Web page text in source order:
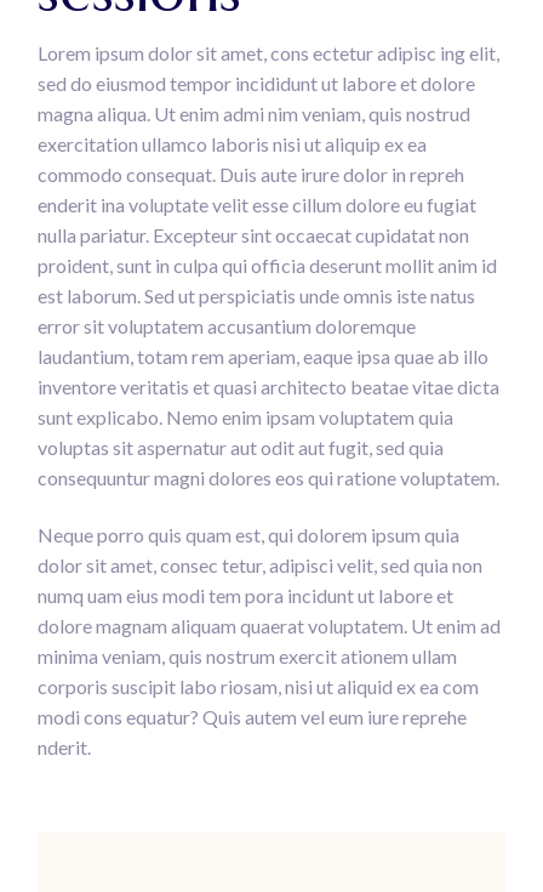
Lorem ipsum dolor sit amet, cons ectetur adipisc ing elit,
sed do eiusmod tempor incididunt ut labore et dolore
magna aliqua. Ut enim admi nim veniam, quis nostrud
exercitation ullamco laboris nisi ut aliquip ex ea
commodo consequat. Duis aute irure dolor in repreh
enderit ina voluptate velit esse cillum dolore eu fugiat
nulla pariatur. Excepteur sint occaecat cupidatat non
proident, sunt in culpa qui officia deserunt mollit anim id
est laborum. Sed ut perspiciatis unde omnis iste natus
error sit voluptatem accusantium doloremque
laudantium, totam rem aperiam, eaque ipsa quae ab illo
inventore veritatis et quasi architecto beatae vitae dicta
sunt explicabo. Nemo enim ipsam voluptatem quia
voluptas sit aspernatur aut odit aut fugit, sed quia
consequuntur magni dolores eos qui ratione voluptatem.
Neque porro quis quam est, qui dolorem ipsum quia
dolor sit amet, consec tetur, adipisci velit, sed quia non
numq uam eius modi tem pora incidunt ut labore et
dolore magnam aliquam quaerat voluptatem. Ut enim ad
minima veniam, quis nostrum exercit ationem ullam
corporis suscipit labo riosam, nisi ut aliquid ex ea com
modi cons equatur? Quis autem vel eum iure reprehe
nderit.